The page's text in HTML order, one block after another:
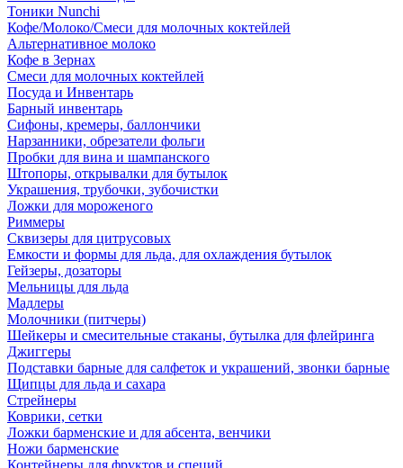
Тоники Nunchi
Кофе/Молоко/Смеси для молочных коктейлей
Альтернативное молоко
Кофе в Зернах
Смеси для молочных коктейлей
Посуда и Инвентарь
Барный инвентарь
Сифоны, кремеры, баллончики
Нарзанники, обрезатели фольги
Пробки для вина и шампанского
Штопоры, открывалки для бутылок
Украшения, трубочки, зубочистки
Ложки для мороженого
Риммеры
Сквизеры для цитрусовых
Емкости и формы для льда, для охлаждения бутылок
Гейзеры, дозаторы
Мельницы для льда
Мадлеры
Молочники (питчеры)
Шейкеры и смесительные стаканы, бутылка для флейринга
Джиггеры
Подставки барные для салфеток и украшений, звонки барные
Щипцы для льда и сахара
Стрейнеры
Коврики, сетки
Ложки барменские и для абсента, венчики
Ножи барменские
Контейнеры для фруктов и специй